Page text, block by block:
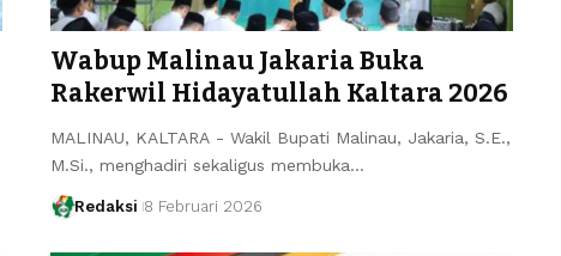
Wabup Malinau Jakaria Buka
Rakerwil Hidayatullah Kaltara 2026
MALINAU, KALTARA - Wakil Bupati Malinau, Jakaria, S.E.,
M.Si., menghadiri sekaligus membuka…
Redaksi 8 Februari 2026